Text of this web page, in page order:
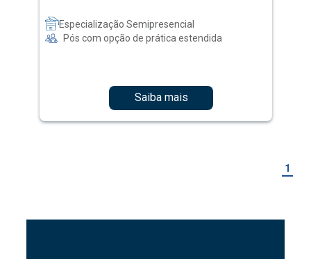
Especialização Semipresencial
Pós com opção de prática estendida
Saiba mais
1